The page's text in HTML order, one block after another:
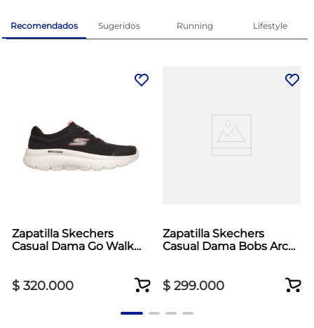
Recomendados Sugeridos Running Lifestyle
Zapatilla Skechers
Casual Dama Go Walk
$ 320.000
Zapatilla Skechers
Casual Dama Bobs Arc
$ 299.000